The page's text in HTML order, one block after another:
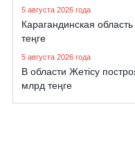
5 августа 2026 года
Карагандинская
теңге
5 августа 2026 года
В области Жетісу
млрд теңге